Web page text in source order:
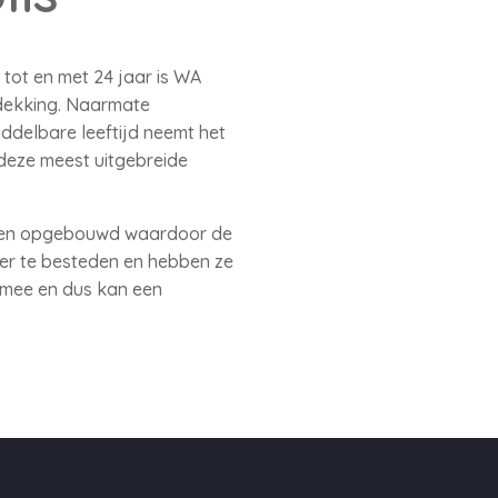
en met 24 jaar is WA
Naarmate
leeftijd neemt het
meest uitgebreide
opgebouwd waardoor de
te besteden en hebben ze
en dus kan een